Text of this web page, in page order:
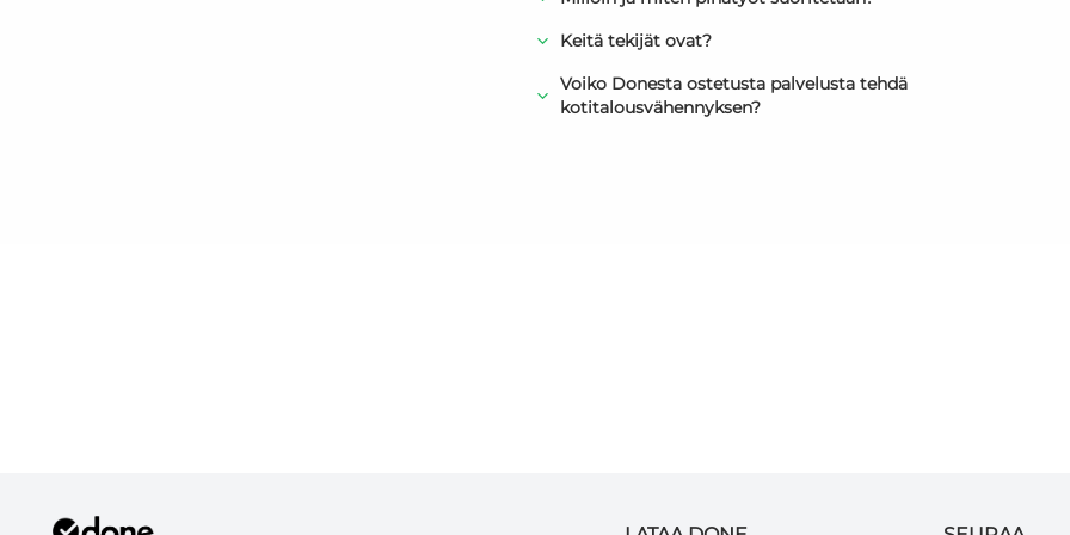
Keitä tekijät ovat?
Voiko Donesta ostetusta palvelusta tehdä
kotitalousvähennyksen?